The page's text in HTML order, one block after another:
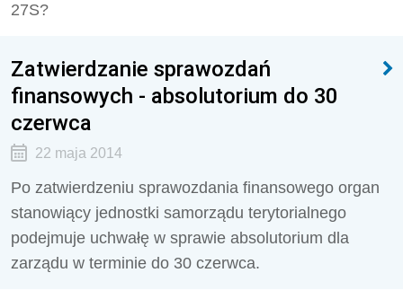
27S?
Zatwierdzanie sprawozdań
finansowych - absolutorium do 30
czerwca
22 maja 2014
Po zatwierdzeniu sprawozdania finansowego organ
stanowiący jednostki samorządu terytorialnego
podejmuje uchwałę w sprawie absolutorium dla
zarządu w terminie do 30 czerwca.